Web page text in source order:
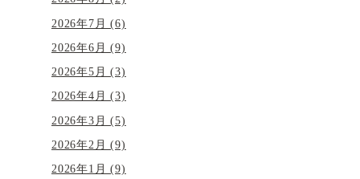
2026年7月 (6)
2026年6月 (9)
2026年5月 (3)
2026年4月 (3)
2026年3月 (5)
2026年2月 (9)
2026年1月 (9)